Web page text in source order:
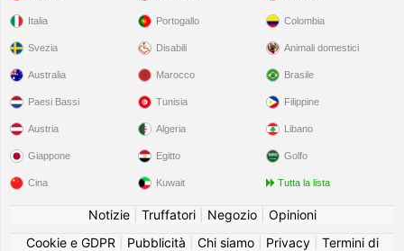
Italia
Svezia
Portogallo
Disabili
Colombia
Animali domestici
Australia
Paesi Bassi
Austria
Giappone
Cina
Marocco
Tunisia
Algeria
Egitto
Kuwait
Brasile
Filippine
Libano
Golfo
Tutta la lista
Notizie| Truffatori| Negozio| Opinioni
Cookie e GDPR
Pubblicità Chi siamo| Privacy| Termini di